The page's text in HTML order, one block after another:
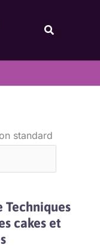
Techniques
cakes et